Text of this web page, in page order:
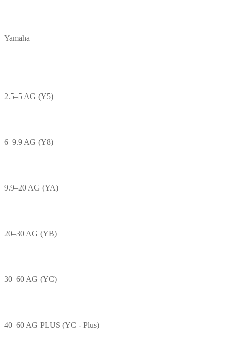
Yamaha
2.5–5 AG (Y5)
6–9.9 AG (Y8)
9.9–20 AG (YA)
20–30 AG (YB)
30–60 AG (YC)
40–60 AG PLUS (YC - Plus)